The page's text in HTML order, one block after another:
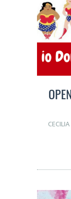
CECILIA